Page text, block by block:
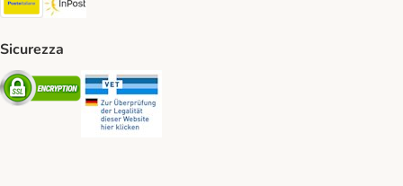
Sicurezza
Security